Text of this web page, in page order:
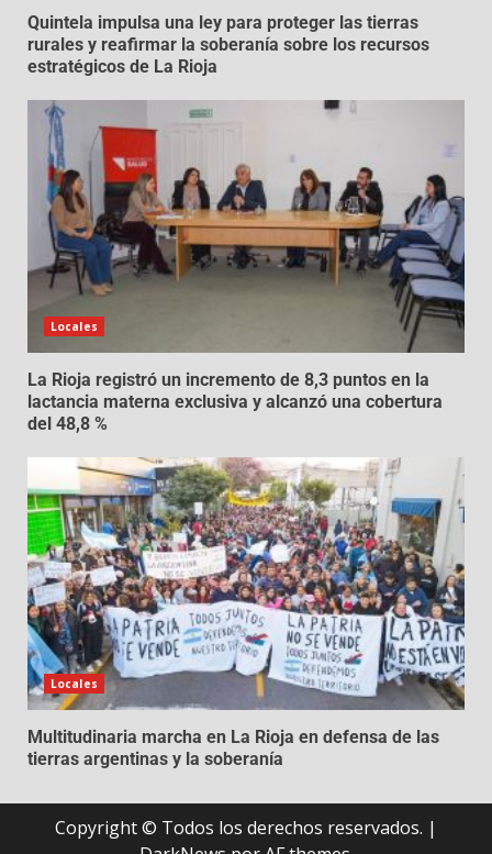
Quintela impulsa una ley para proteger las tierras
rurales y reafirmar la soberanía sobre los recursos
estratégicos de La Rioja
Locales
La Rioja registró un incremento de 8,3 puntos en la
lactancia materna exclusiva y alcanzó una cobertura
del 48,8 %
Locales
Multitudinaria marcha en La Rioja en defensa de las
tierras argentinas y la soberanía
Copyright © Todos los derechos reservados. |